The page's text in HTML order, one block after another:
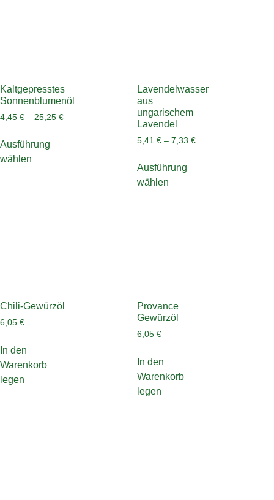
Kaltgepresstes
Sonnenblumenöl
4,45 € – 25,25 €
Ausführung
wählen
Lavendelwasser
aus
ungarischem
Lavendel
5,41 € – 7,33 €
Ausführung
wählen
Chili-Gewürzöl
6,05 €
In den
Warenkorb
legen
Provance
Gewürzöl
6,05 €
In den
Warenkorb
legen